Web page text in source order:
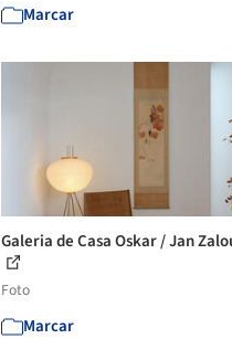
Marcar
Galeria de Casa Oskar / Jan
Foto
Marcar